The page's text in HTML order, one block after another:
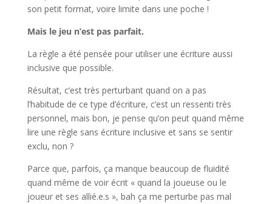
son petit format, voire limite dans une poche !
Mais le jeu n’est pas parfait.
La règle a été pensée pour utiliser une écriture aussi
inclusive que possible.
Résultat, c’est très perturbant quand on a pas
l’habitude de ce type d’écriture, c’est un ressenti très
personnel, mais bon, je pense qu’on peut quand même
lire une règle sans écriture inclusive et sans se sentir
exclu, non ?
Parce que, parfois, ça manque beaucoup de fluidité
quand même de voir écrit « quand la joueuse ou le
joueur et ses allié.e.s », bah ça me perturbe pas mal